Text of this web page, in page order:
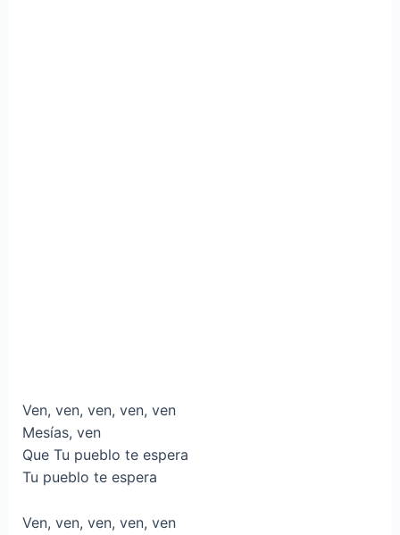
Ven, ven, ven, ven, ven
Mesías, ven
Que Tu pueblo te espera
Tu pueblo te espera
Ven, ven, ven, ven, ven